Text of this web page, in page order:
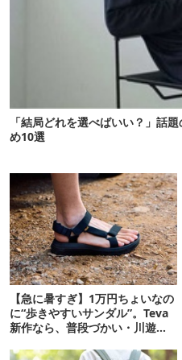
「結局どれを選べばいい？」話
め10選
【急に暑すぎ】1万円ちょいなの
に“歩きやすいサンダル”。Teva
新作なら、普段づかい・川遊